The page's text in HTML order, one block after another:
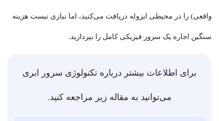
واقعی) را در محیطی ایزوله دریافت می‌کنید، اما نیازی نیست هزینه
سنگین اجاره یک سرور فیزیکی کامل را بپردازید.
برای اطلاعات بیشتر درباره تکنولوژی سرور ابری
می‌توانید به مقاله زیر مراجعه کنید.